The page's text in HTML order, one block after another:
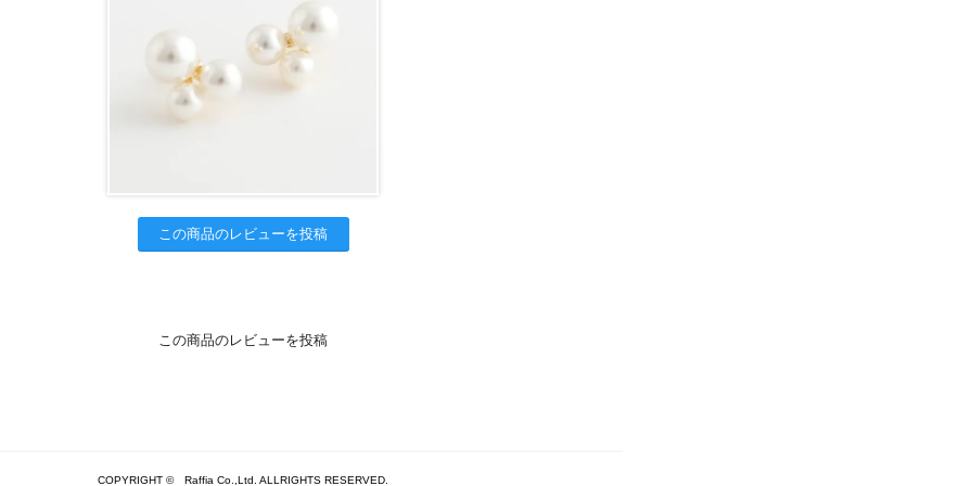
この商品のレビューを投稿
この商品のレビューを投稿
COPYRIGHT © Raffia Co.,Ltd. ALLRIGHTS RESERVED.